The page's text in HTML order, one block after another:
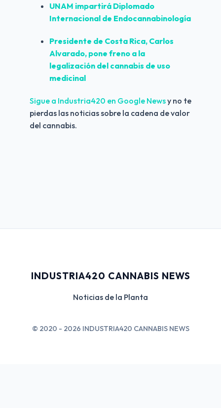
UNAM impartirá Diplomado
Internacional de Endocannabinología
Presidente de Costa Rica, Carlos
Alvarado, pone freno a la
legalización del cannabis de uso
medicinal
Sigue a Industria420 en Google News y no te
pierdas las noticias sobre la cadena de valor
del cannabis.
INDUSTRIA420 CANNABIS NEWS
Noticias de la Planta
© 2020 - 2026 INDUSTRIA420 CANNABIS NEWS